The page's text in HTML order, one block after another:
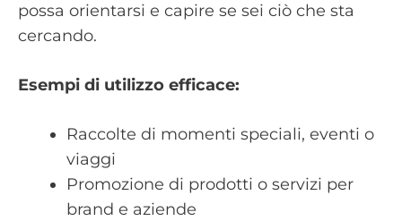
possa orientarsi e capire se sei ciò che sta
cercando.
Esempi di utilizzo efficace:
Raccolte di momenti speciali, eventi o
viaggi
Promozione di prodotti o servizi per
brand e aziende